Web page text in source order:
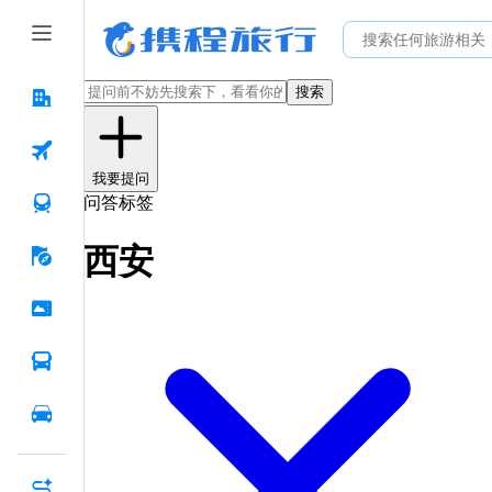
搜索
我要提问
问答标签
西安